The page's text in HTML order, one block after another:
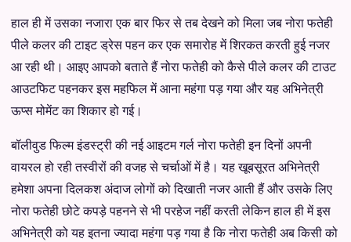
हाल ही में उसका नजारा एक बार फिर से तब देखने को मिला जब नोरा फतेही
पीले कलर की टाइट ड्रेस पहन कर एक समारोह में शिरकत करती हुई नजर
आ रही थी। आइए आपको बताते हैं नोरा फतेही को कैसे पीले कलर की टाउट
आउटफिट पहनकर इस महफिल में आना महंगा पड़ गया और यह अभिनेत्री
ऊप्स मोमेंट का शिकार हो गई।
बॉलीवुड फिल्म इंडस्ट्री की नई आइटम गर्ल नोरा फतेही इन दिनों अपनी
वायरल हो रही तस्वीरों की वजह से चर्चाओं में है। यह खूबसूरत अभिनेत्री
हमेशा अपना दिलकश अंदाज लोगों को दिखाती नजर आती हैं और उसके लिए
नोरा फतेही छोटे कपड़े पहनने से भी परहेज नहीं करती लेकिन हाल ही में इस
अभिनेत्री को यह इतना ज्यादा महंगा पड़ गया है कि नोरा फतेही अब किसी को